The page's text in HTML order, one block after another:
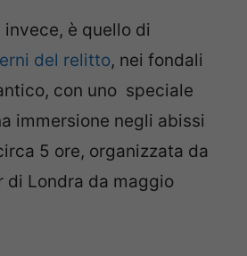
invece, è quello di
del relitto, nei fondali
con uno speciale
immersione negli abissi
5 ore, organizzata da
di Londra da maggio